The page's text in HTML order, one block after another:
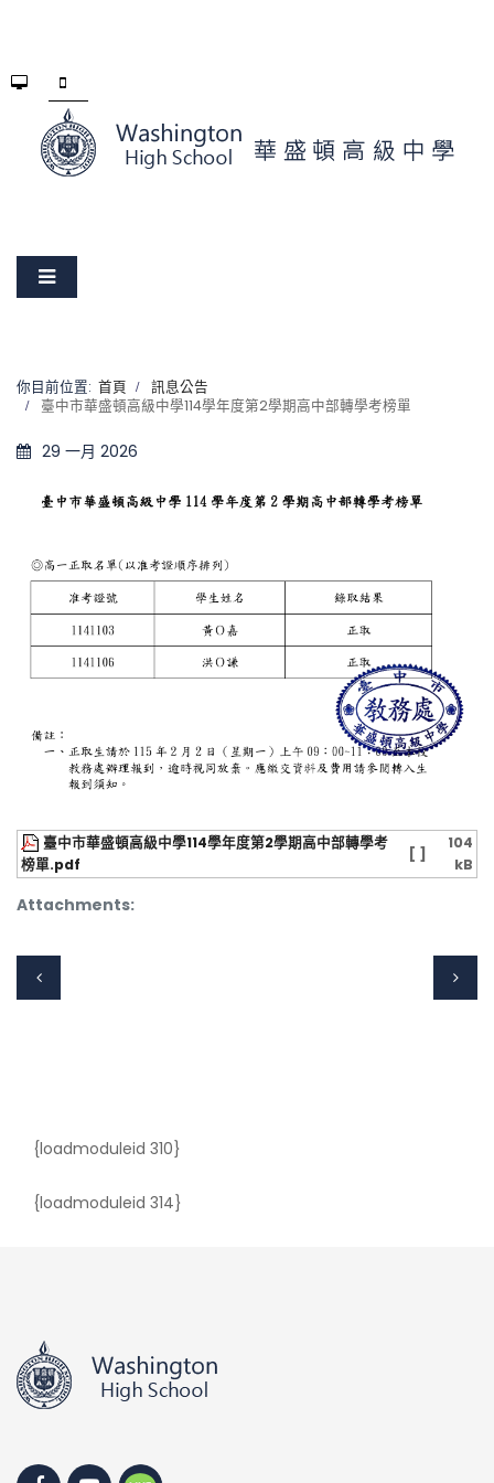
你目前位置: 首頁
訊息公告
臺中市華盛頓高級中學114學年度第2學期高中部轉學考榜單
29 一月 2026
Attachments:
臺中市華盛頓高級中學114學年度第2學期高中部轉學考
榜單.pdf
[ ]
104
kB
{loadmoduleid 310}
{loadmoduleid 314}